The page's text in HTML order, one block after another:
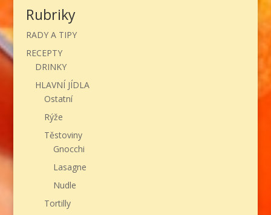
Rubriky
RADY A TIPY
RECEPTY
DRINKY
HLAVNÍ JÍDLA
Ostatní
Rýže
Těstoviny
Gnocchi
Lasagne
Nudle
Tortilly